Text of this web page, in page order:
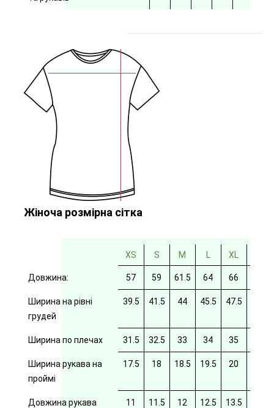
Жіноча розмірна сітка
XS S M L XL
Довжина: 57 59 61.5 64 66
Ширина на рівні
грудей
39.5 41.5 44 45.5 47.5
Ширина по плечах 31.5 32.5 33 34 35
Ширина рукава на
проймі
17.5 18 18.5 19.5 20
Довжина рукава 11 11.5 12 12.5 13.5